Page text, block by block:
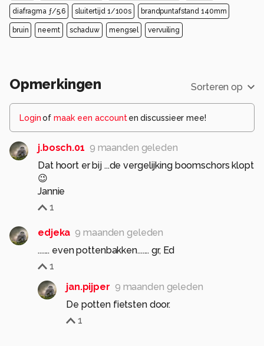
diafragma ƒ/5.6 sluitertijd 1/100s brandpuntafstand 140mm
bruin neemt schaduw mengsel vervuiling
Opmerkingen Sorteren op
Loginof maak een account en discussieer mee!
j.bosch.01 9 maanden geleden
Dat hoort er bij ...de vergelijking boomschors klopt
😉
Jannie
1
edjeka 9 maanden geleden
....... even pottenbakken....... gr, Ed
1
jan.pijper 9 maanden geleden
De potten fietsten door.
1